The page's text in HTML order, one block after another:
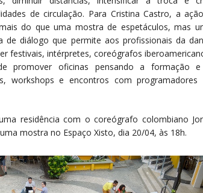
de circulação. Para Cristina Castro, a
do que uma mostra de espetáculos, mas
de diálogo que permite aos profissionais da
festivais, intérpretes, coreógrafos
promover oficinas pensando a formação
workshops e encontros com programadores
residência com o coreógrafo colombiano
mostra no Espaço Xisto, dia 20/04, às 18h.